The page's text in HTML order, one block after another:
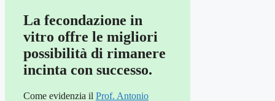
La fecondazione in
vitro offre le migliori
possibilità di rimanere
incinta con successo.
Come evidenzia il Prof. Antonio